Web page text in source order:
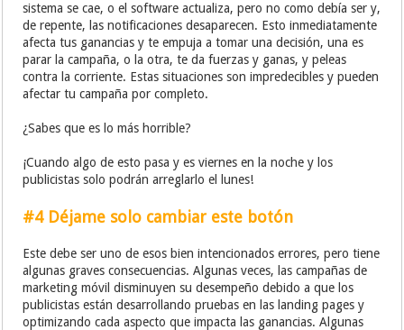
sistema se cae, o el software actualiza, pero no como debía ser y,
de repente, las notificaciones desaparecen. Esto inmediatamente
afecta tus ganancias y te empuja a tomar una decisión, una es
parar la campaña, o la otra, te da fuerzas y ganas, y peleas
contra la corriente. Estas situaciones son impredecibles y pueden
afectar tu campaña por completo.
¿Sabes que es lo más horrible?
¡Cuando algo de esto pasa y es viernes en la noche y los
publicistas solo podrán arreglarlo el lunes!
#4 Déjame solo cambiar este botón
Este debe ser uno de esos bien intencionados errores, pero tiene
algunas graves consecuencias. Algunas veces, las campañas de
marketing móvil disminuyen su desempeño debido a que los
publicistas están desarrollando pruebas en las landing pages y
optimizando cada aspecto que impacta las ganancias. Algunas